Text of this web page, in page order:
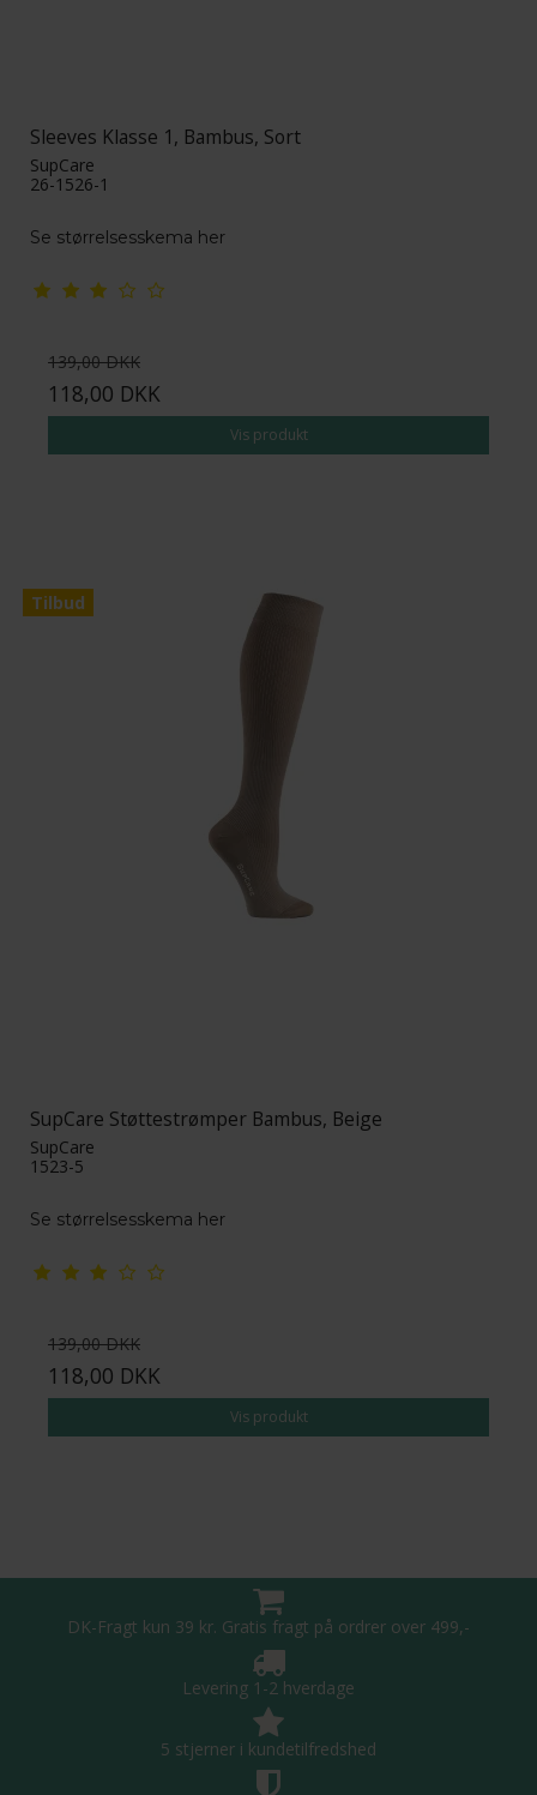
Sleeves Klasse 1, Bambus, Sort
SupCare
26-1526-1
Se størrelsesskema her
139,00 DKK
118,00 DKK
Vis produkt
Tilbud
SupCare Støttestrømper Bambus, Beige
SupCare
1523-5
Se størrelsesskema her
139,00 DKK
118,00 DKK
Vis produkt
DK-Fragt kun 39 kr. Gratis fragt på ordrer over 499,-
Levering 1-2 hverdage
5 stjerner i kundetilfredshed